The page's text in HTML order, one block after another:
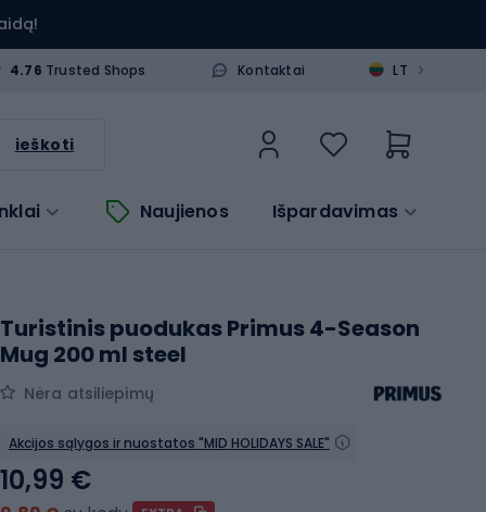
4.76 Trusted Shops Kontaktai LT >
ieškoti
Naujienos Išpardavimas
Turistinis puodukas Primus 4-Season
Mug 200 ml steel
Nėra atsiliepimų
Akcijos sąlygos ir nuostatos "MID HOLIDAYS SALE"
10,99 €